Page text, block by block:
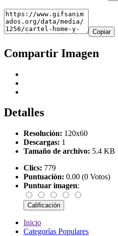
Copiar
Compartir Imagen
Detalles
Resolución: 120x60
Descargas: 1
Tamaño de archivo: 5.4 KB
Clics: 779
Puntuación: 0.00 (0 Votos)
Puntuar imagen:
Inicio
Categorías Populares